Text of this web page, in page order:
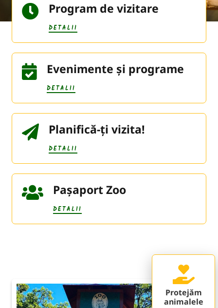
Program de vizitare
DETALII
Evenimente și programe
DETALII
Planifică-ți vizita!
DETALII
Pașaport Zoo
DETALII
Protejăm
animalele